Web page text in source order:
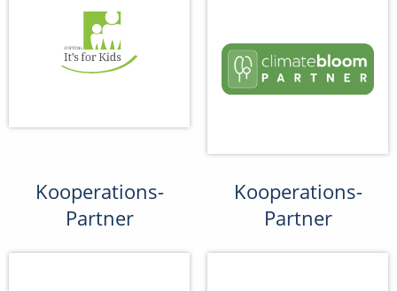
Kooperations-
Partner
Kooperations-
Partner